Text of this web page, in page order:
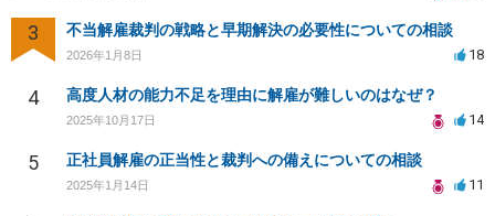
3 不当解雇裁判の戦略と早期解決の必要性についての相談
2026年1月8日 18
4 高度人材の能力不足を理由に解雇が難しいのはなぜ？
2025年10月17日 14
5 正社員解雇の正当性と裁判への備えについての相談
2025年1月14日 11